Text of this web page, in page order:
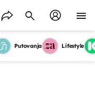
Putovanja Lifestyle